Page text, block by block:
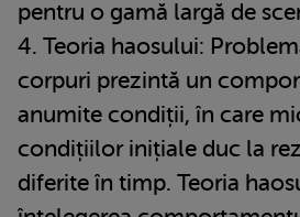
pentru o gamă largă de
4. Teoria haosului:
corpuri prezintă un
anumite condiții, în care
condițiilor inițiale duc la
diferite în timp. Teoria